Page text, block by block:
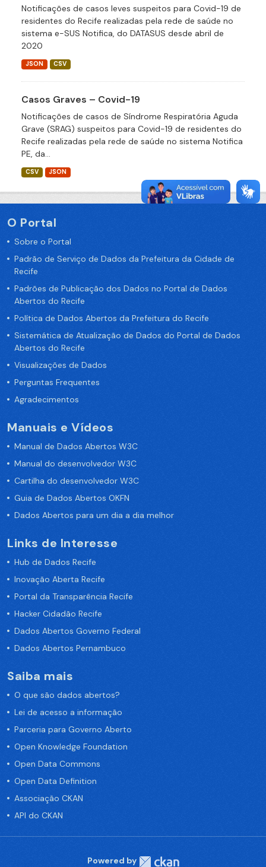
Notificações de casos leves suspeitos para Covid-19 de
residentes do Recife realizadas pela rede de saúde no
sistema e-SUS Notifica, do DATASUS desde abril de
2020
JSON CSV
Casos Graves – Covid-19
Notificações de casos de Síndrome Respiratória Aguda
Grave (SRAG) suspeitos para Covid-19 de residentes do
Recife realizadas pela rede de saúde no sistema Notifica
PE, da...
CSV JSON
O Portal
Sobre o Portal
Padrão de Serviço de Dados da Prefeitura da Cidade de
Recife
Padrões de Publicação dos Dados no Portal de Dados
Abertos do Recife
Política de Dados Abertos da Prefeitura do Recife
Sistemática de Atualização de Dados do Portal de Dados
Abertos do Recife
Visualizações de Dados
Perguntas Frequentes
Agradecimentos
Manuais e Vídeos
Manual de Dados Abertos W3C
Manual do desenvolvedor W3C
Cartilha do desenvolvedor W3C
Guia de Dados Abertos OKFN
Dados Abertos para um dia a dia melhor
Links de Interesse
Hub de Dados Recife
Inovação Aberta Recife
Portal da Transparência Recife
Hacker Cidadão Recife
Dados Abertos Governo Federal
Dados Abertos Pernambuco
Saiba mais
O que são dados abertos?
Lei de acesso a informação
Parceria para Governo Aberto
Open Knowledge Foundation
Open Data Commons
Open Data Definition
Associação CKAN
API do CKAN
Powered by